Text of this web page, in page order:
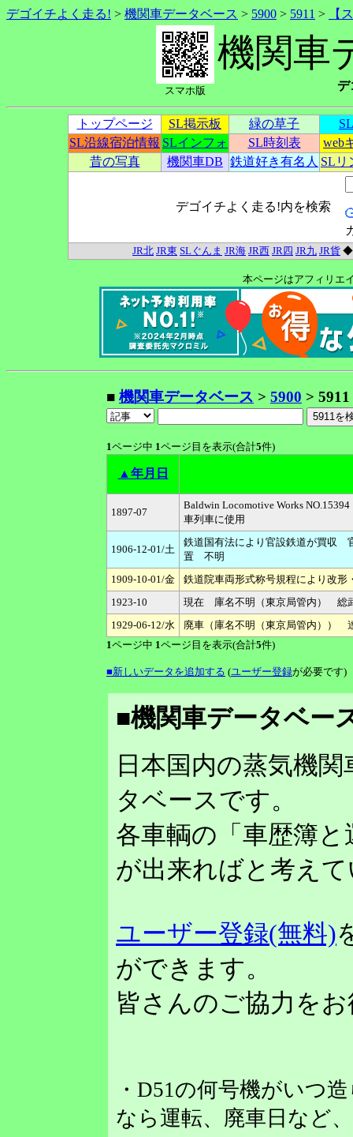
デゴイチよく走る! > 機関車データベース > 5900 > 5911 > 【
スマホ版
機関車
デ
トップページ SL掲示板 緑の草子
SL沿線宿泊情報 SLインフォ SL時刻表
web
昔の写真
機関車DB 鉄道好き有名人 SLリ
デゴイチよく走る!内を検索
JR北 JR東 SLぐんま JR海 JR西 JR四 JR九 JR貨
本ページはアフィリエ
■ 機関車データベース > 5900 > 5911
1ページ中 1ページ目を表示(合計5件)
▲年月日
1897-07
Baldwin Locomotive Works
車列車に使用
1906-12-01/土
鉄道国有法により官設鉄道が買
置 不明
1909-10-01/金
鉄道院車両形式称号規程により
1923-10
現在 庫名不明（東京局管内） 総
1929-06-12/水
廃車（庫名不明（東京局管内））
1ページ中 1ページ目を表示(合計5件)
■新しいデータを追加する (ユーザー登録が必要です)
■機関車データベー
日本国内の蒸気機
タベースです。
各車輌の「車歴簿
が出来ればと考え
ユーザー登録(無料)
ができます。
皆さんのご協力を
・D51の何号機がいつ
なら運転、廃車日など